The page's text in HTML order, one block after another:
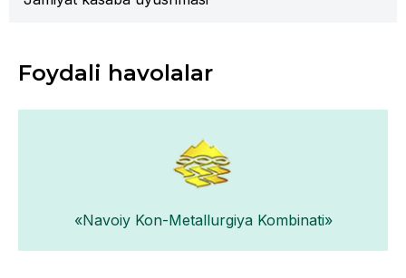
Foydali havolalar
«Navoiy Kon-Metallurgiya Kombinati»